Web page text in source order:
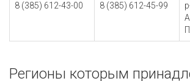
8 (385) 612-43-00 8 (385) 612-45-99
Регионы которым